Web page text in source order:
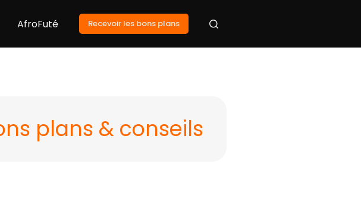
AfroFuté Recevoir les bons plans
plans & conseils